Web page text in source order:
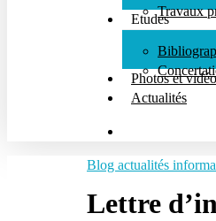
Travaux
Etudes
Photos et
Actualités
Blog actualités
Lettre